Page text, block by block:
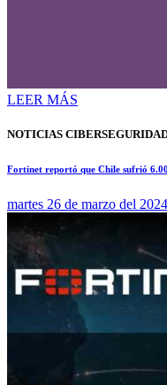
LEER MÁS
NOTICIAS
Fortinet reportó que Chile sufrió
martes 26 de marzo del 2024